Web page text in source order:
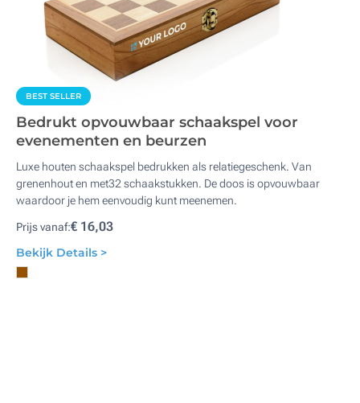
BEST SELLER
Bedrukt opvouwbaar schaakspel voor
evenementen en beurzen
Luxe houten schaakspel bedrukken als relatiegeschenk. Van
grenenhout en met32 schaakstukken. De doos is opvouwbaar
waardoor je hem eenvoudig kunt meenemen.
Prijs vanaf:€ 16,03
Bekijk Details >